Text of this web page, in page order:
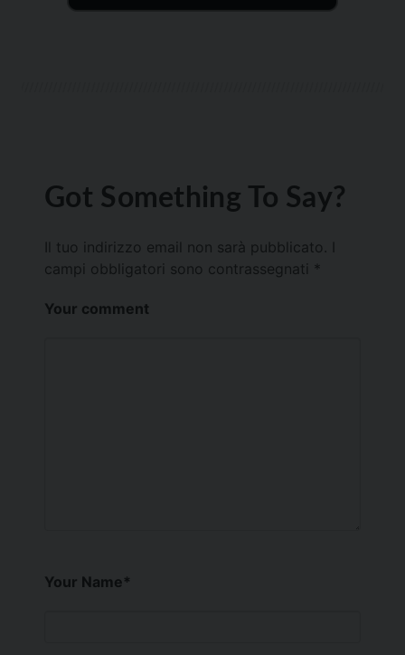
Got Something To Say?
Il tuo indirizzo email non sarà pubblicato.
campi obbligatori sono contrassegnati *
Your comment
Your Name*